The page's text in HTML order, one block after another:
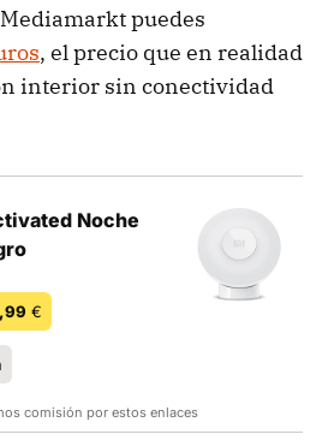
puedes
, el precio que en realidad
interior sin conectividad
Noche
€
comisión por estos enlaces